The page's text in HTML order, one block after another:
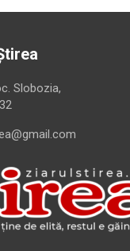
Slobozia,